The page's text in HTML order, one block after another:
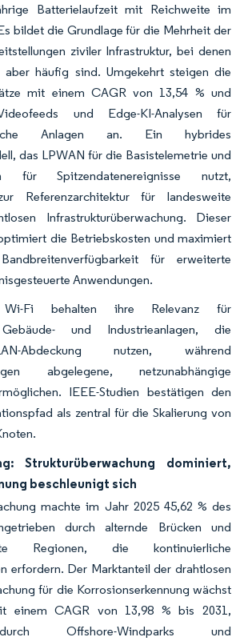
Batterielaufzeit mit Reichweite im
bildet die Grundlage für die Mehrheit der
ziviler Infrastruktur, bei denen
aber häufig sind. Umgekehrt steigen die
mit einem CAGR von 13,54 % und
und Edge-KI-Analysen für
Anlagen an. Ein hybrides
das LPWAN für die Basistelemetrie und
für Spitzendatenereignisse nutzt,
Referenzarchitektur für landesweite
Infrastrukturüberwachung. Dieser
die Betriebskosten und maximiert
für erweiterte
Anwendungen.
Fi behalten ihre Relevanz für
und Industrieanlagen, die
Abdeckung nutzen, während
abgelegene, netzunabhängige
IEEE-Studien bestätigen den
als zentral für die Skalierung von
Strukturüberwachung dominiert,
beschleunigt sich
machte im Jahr 2025 45,62 % des
durch alternde Brücken und
Regionen, die kontinuierliche
erfordern. Der Marktanteil der drahtlosen
für die Korrosionserkennung wächst
einem CAGR von 13,98 % bis 2031,
Offshore-Windparks und